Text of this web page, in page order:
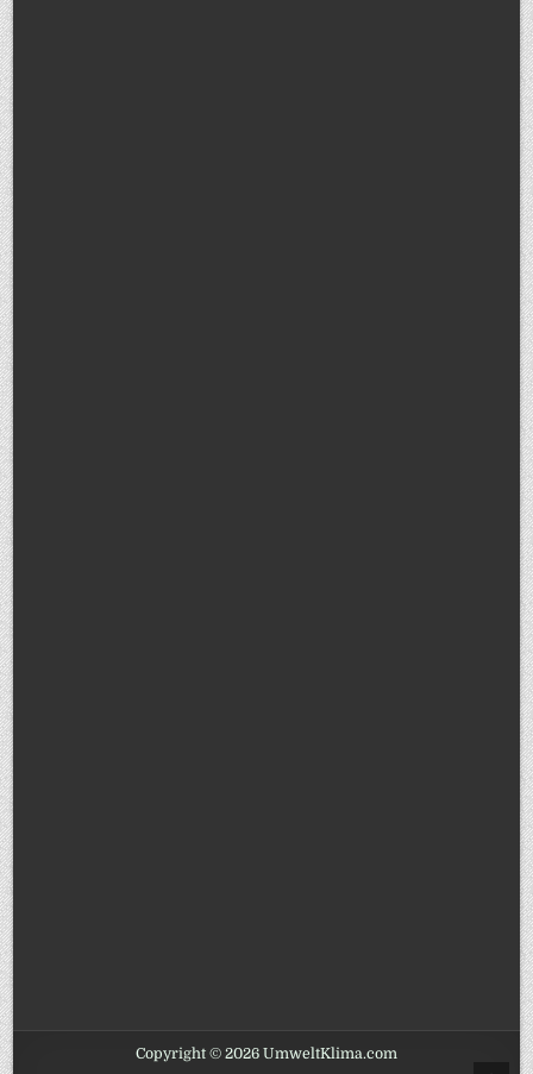
Copyright © 2026 UmweltKlima.com